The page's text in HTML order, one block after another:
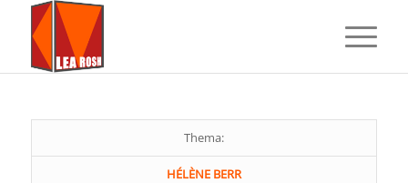
Thema:
HÉLÈNE BERR